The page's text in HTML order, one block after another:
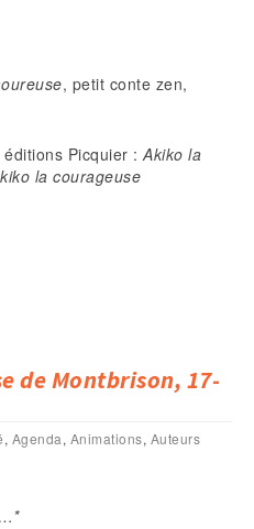
, petit conte zen,
éditions Picquier :Akiko la
la courageuse
de Montbrison, 17-
, Agenda, Animations, Auteurs